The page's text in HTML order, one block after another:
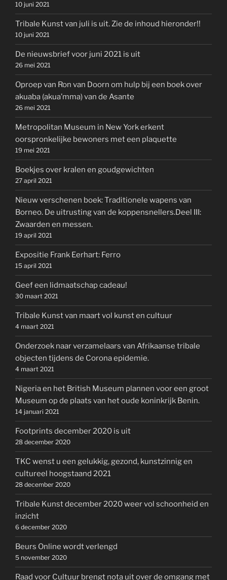
10 juni 2021
Tribale Kunst van juli is uit. Zie de inhoud hieronder!!
10 juni 2021
De nieuwsbrief voor juni 2021 is uit
26 mei 2021
Oproep van Ron van Doorn om hulp bij een boek over
akuaba (akua’mma) van de Asante
26 mei 2021
Metropolitan Museum in New York erkent
oorspronkelijke bewoners met een plaquette
19 mei 2021
Boekjes over kralen en goudgewichten
27 april 2021
Nieuw verschenen boek: Traditionele wapens van
Borneo. De uitrusting van de koppensnellers.Deel III:
Zwaarden en messen.
19 april 2021
Expositie Frank Eerhart: Ferro
15 april 2021
Geef een lidmaatschap cadeau!
30 maart 2021
Tribale Kunst van maart vol kunst en cultuur
4 maart 2021
Onderzoek naar verzamelaars van Afrikaanse tribale
objecten tijdens de Corona epidemie.
4 maart 2021
Nigeria en het British Museum plannen voor een groot
Museum op de plaats van het oude koninkrijk Benin.
14 januari 2021
Footprints december 2020 is uit
28 december 2020
TKC wenst u een gelukkig, gezond, kunstzinnig en
cultureel hoogstaand 2021
28 december 2020
Tribale Kunst december 2020 weer vol schoonheid en
inzicht
6 december 2020
Beurs Online wordt verlengd
5 november 2020
Raad voor Cultuur brengt nota uit over de omgang met